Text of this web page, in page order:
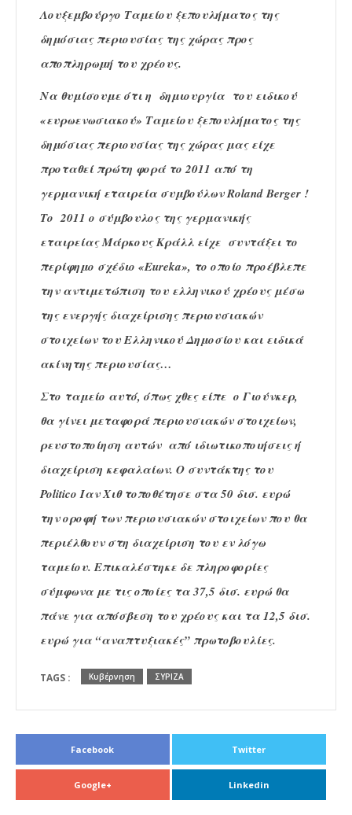
Λουξεμβούργο Ταμείου ξεπουλήματος της
δημόσιας περιουσίας της χώρας προς
αποπληρωμή του χρέους.
Να θυμίσουμε ότι η δημιουργία του ειδικού
«ευρωενωσιακού» Ταμείου ξεπουλήματος της
δημόσιας περιουσίας της χώρας μας είχε
προταθεί πρώτη φορά το 2011 από τη
γερμανική εταιρεία συμβούλων Roland Berger !
Το 2011 ο σύμβουλος της γερμανικής
εταιρείας Μάρκους Κράλλ είχε συντάξει το
περίφημο σχέδιο «Eureka», το οποίο προέβλεπε
την αντιμετώπιση του ελληνικού χρέους μέσω
της ενεργής διαχείρισης περιουσιακών
στοιχείων του Ελληνικού Δημοσίου και ειδικά
ακίνητης περιουσίας…
Στο ταμείο αυτό, όπως χθες είπε ο Γιούνκερ,
θα γίνει μεταφορά περιουσιακών στοιχείων,
ρευστοποίηση αυτών από ιδιωτικοποιήσεις ή
διαχείριση κεφαλαίων. Ο συντάκτης του
Politico Ιαν Χιθ τοποθέτησε στα 50 δισ. ευρώ
την οροφή των περιουσιακών στοιχείων που θα
περιέλθουν στη διαχείριση του εν λόγω
ταμείου. Επικαλέστηκε δε πληροφορίες
σύμφωνα με τις οποίες τα 37,5 δισ. ευρώ θα
πάνε για απόσβεση του χρέους και τα 12,5 δισ.
ευρώ για “αναπτυξιακές” πρωτοβουλίες.
TAGS : Κυβέρνηση ΣΥΡΙΖΑ
Facebook Twitter
Google+ Linkedin